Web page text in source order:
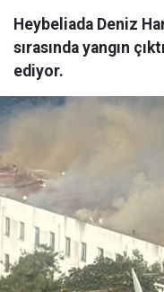
Heybeliada Deniz
sırasında yangın
ediyor.